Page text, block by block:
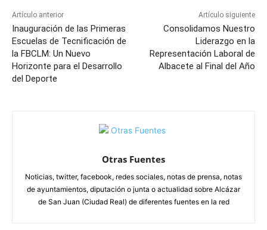
Artículo anterior
Inauguración de las Primeras
Escuelas de Tecnificación de
la FBCLM: Un Nuevo
Horizonte para el Desarrollo
del Deporte
Artículo siguiente
Consolidamos Nuestro
Liderazgo en la
Representación Laboral de
Albacete al Final del Año
Otras Fuentes
Noticias, twitter, facebook, redes sociales, notas de prensa, notas
de ayuntamientos, diputación o junta o actualidad sobre Alcázar
de San Juan (Ciudad Real) de diferentes fuentes en la red